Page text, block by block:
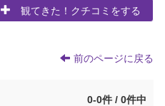
観てきた！クチコミをする
前のページに戻る
0-0件 / 0件中